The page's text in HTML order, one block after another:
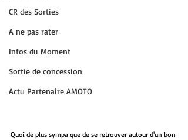
CR des Sorties
A ne pas rater
Infos du Moment
Sortie de concession
Actu Partenaire AMOTO
Quoi de plus sympa que de se retrouver autour d'un bon